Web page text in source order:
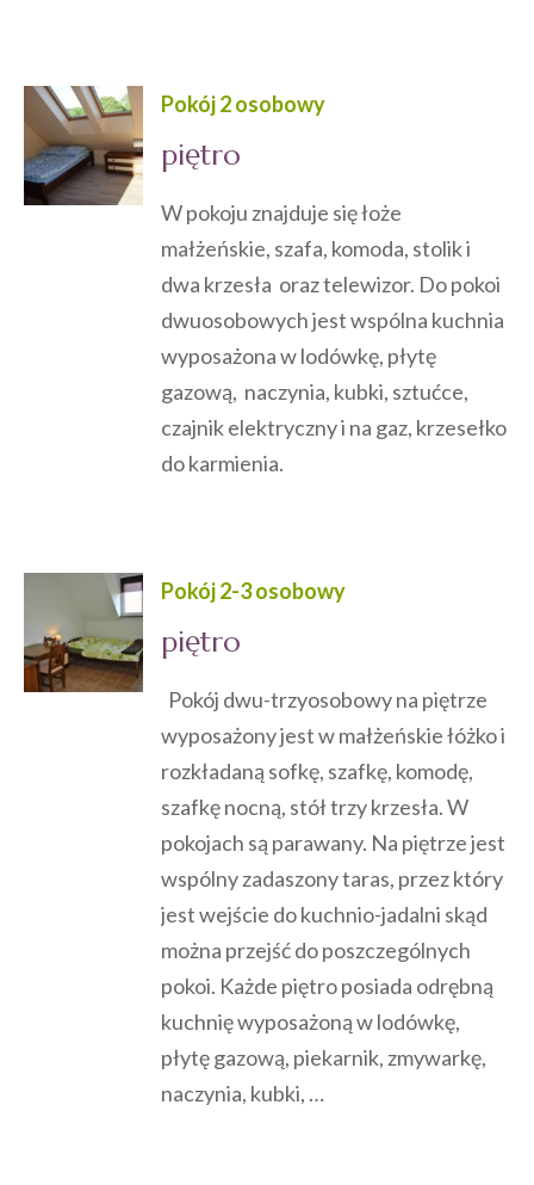
Pokój 2 osobowy
piętro
W pokoju znajduje się łoże
małżeńskie, szafa, komoda, stolik i
dwa krzesła oraz telewizor. Do pokoi
dwuosobowych jest wspólna kuchnia
wyposażona w lodówkę, płytę
gazową, naczynia, kubki, sztućce,
czajnik elektryczny i na gaz, krzesełko
do karmienia.
Pokój 2-3 osobowy
piętro
Pokój dwu-trzyosobowy na piętrze
wyposażony jest w małżeńskie łóżko i
rozkładaną sofkę, szafkę, komodę,
szafkę nocną, stół trzy krzesła. W
pokojach są parawany. Na piętrze jest
wspólny zadaszony taras, przez który
jest wejście do kuchnio-jadalni skąd
można przejść do poszczególnych
pokoi. Każde piętro posiada odrębną
kuchnię wyposażoną w lodówkę,
płytę gazową, piekarnik, zmywarkę,
naczynia, kubki, …